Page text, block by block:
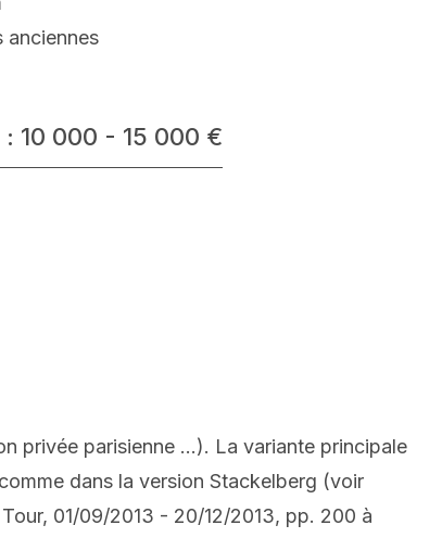
anciennes
: 10 000 - 15 000 €
privée parisienne ...). La variante principale
dans la version Stackelberg (voir
01/09/2013 - 20/12/2013, pp. 200 à